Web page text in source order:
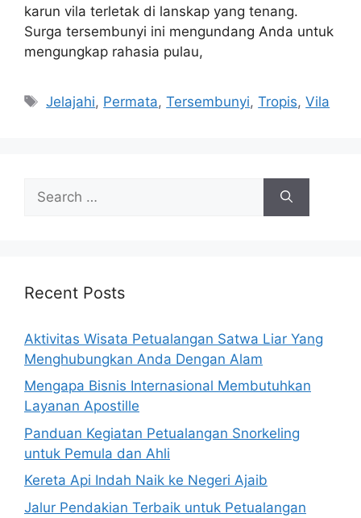
karun vila terletak di lanskap yang tenang.
Surga tersembunyi ini mengundang Anda untuk
mengungkap rahasia pulau,
Tags
Jelajahi, Permata,Tersembunyi,Tropis,Vila
for:
Recent Posts
Aktivitas Wisata Petualangan Satwa Liar Yang
Menghubungkan Anda Dengan Alam
Mengapa Bisnis Internasional Membutuhkan
Layanan Apostille
Panduan Kegiatan Petualangan Snorkeling
untuk Pemula dan Ahli
Kereta Api Indah Naik ke Negeri Ajaib
Jalur Pendakian Terbaik untuk Petualangan